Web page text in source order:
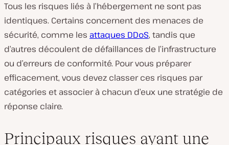
Tous les risques liés à l’hébergement ne sont pas
identiques. Certains concernent des menaces de
sécurité, comme les attaques DDoS, tandis que
d’autres découlent de défaillances de l’infrastructure
ou d’erreurs de conformité. Pour vous préparer
efficacement, vous devez classer ces risques par
catégories et associer à chacun d’eux une stratégie de
réponse claire.
Principaux risques ayant une